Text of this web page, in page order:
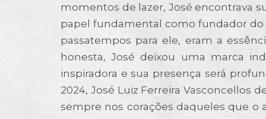
momentos de lazer, José encontrava
papel fundamental como fundador do
passatempos para ele, eram a
honesta, José deixou uma marca
inspiradora e sua presença será
2024, José Luiz Ferreira Vasconcellos
sempre nos corações daqueles que o